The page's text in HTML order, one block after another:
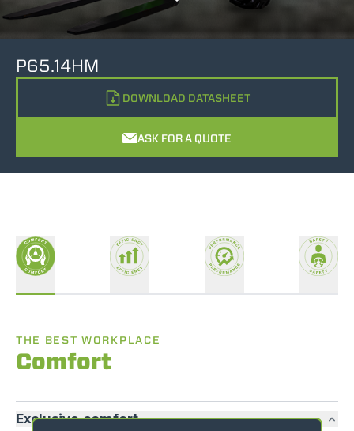
P65.14HM
DOWNLOAD DATASHEET
ASK FOR A QUOTE
THE BEST WORKPLACE
Comfort
Exclusive comfort